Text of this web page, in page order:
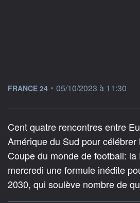
information fournie par
FRANCE 24 • 05/10/2023 à 11:30
Cent quatre rencontres entre
Amérique du Sud pour
Coupe du monde de football:
mercredi une formule inédite
2030, qui soulève nombre de